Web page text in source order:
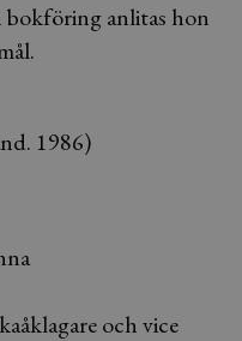
anlitas hon
1986)
och vice